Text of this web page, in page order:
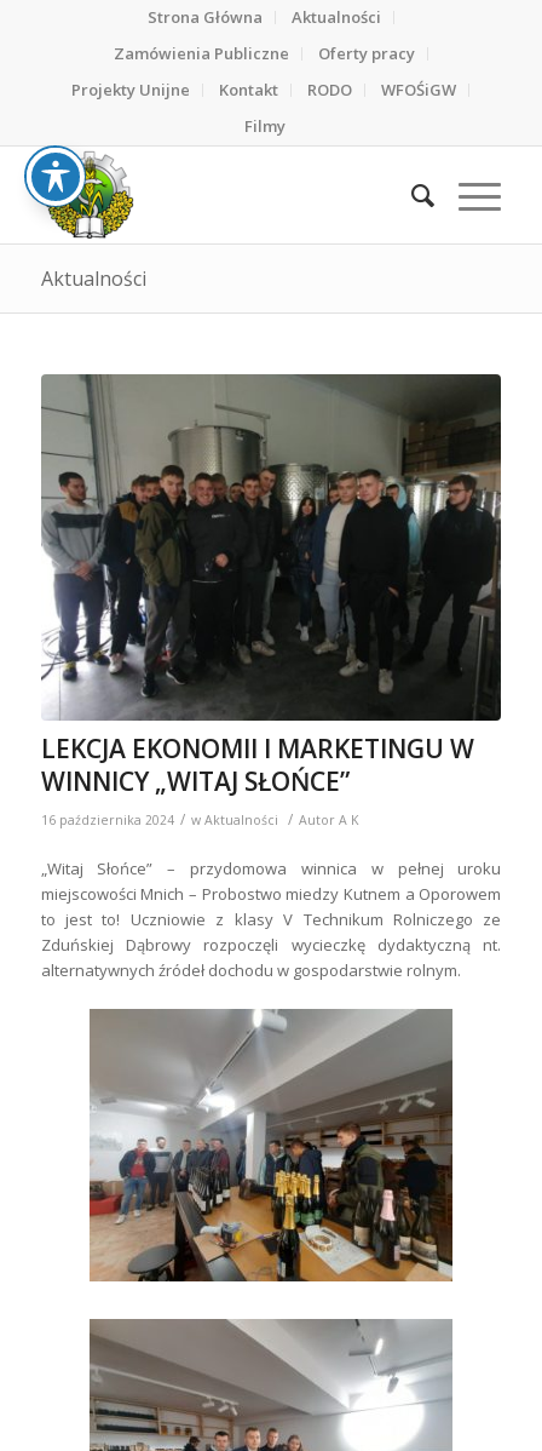
Strona Główna
Aktualności
Zamówienia Publiczne
Oferty pracy
Projekty Unijne
Kontakt RODO
WFOŚiGW
Filmy
Aktualności
LEKCJA EKONOMII I MARKETINGU W
WINNICY „WITAJ SŁOŃCE”
16 października 2024 / w Aktualności / Autor A K
„Witaj Słońce” – przydomowa winnica w pełnej uroku
miejscowości Mnich – Probostwo miedzy Kutnem a Oporowem
to jest to! Uczniowie z klasy V Technikum Rolniczego ze
Zduńskiej Dąbrowy rozpoczęli wycieczkę dydaktyczną nt.
alternatywnych źródeł dochodu w gospodarstwie rolnym.